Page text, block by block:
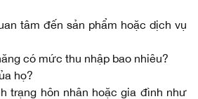
tâm đến sản phẩm hoặc dịch vụ
có mức thu nhập bao nhiêu?
họ?
trạng hôn nhân hoặc gia đình như